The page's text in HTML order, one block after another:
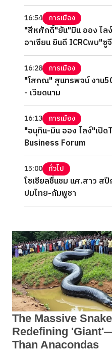
16:54 การเมือง
"สีหศักดิ์"ยัน"มิน ออง ไล
อาเซียน ยินดี ICRCพบ"ซู
16:28 การเมือง
"โสภณ" สุนทรพจน์ งาน
- เวียดนาม
16:13 การเมือง
"อนุทิน-มิน ออง ไลง์"เปิ
Business Forum
15:00 ทั่วไป
โซเชียลชื่นชม นศ.สาว ส
ปมไทย-กัมพูชา